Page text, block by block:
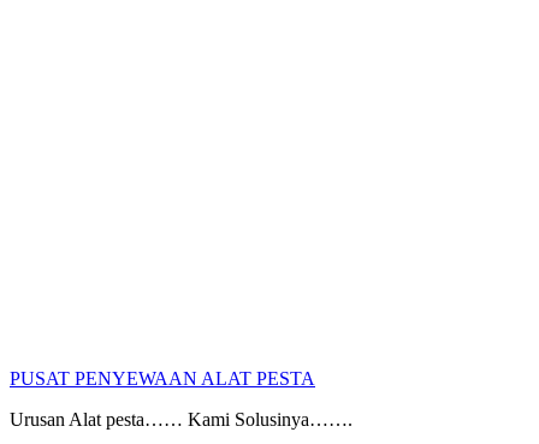
PUSAT PENYEWAAN ALAT PESTA
Urusan Alat pesta…… Kami Solusinya…….